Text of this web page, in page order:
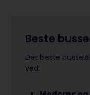
Beste
Det beste
ved: